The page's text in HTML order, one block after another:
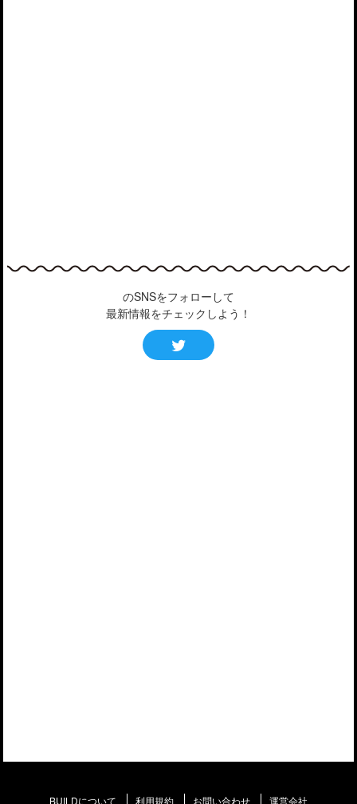
のSNSをフォローして
最新情報をチェックしよう！
BUILDについて 利用規約 お問い合わせ 運営会社